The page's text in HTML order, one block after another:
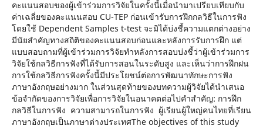
คะแนนสอบของผู้เข้าร่วมการวิจัยในครั้งนี้เมื่อนำมาเปรียบเทียบกับ
ค่าเฉลี่ยของคะแนนสอบ CU-TEP ก่อนเข้ารับการฝึกกลวิธีในการฟัง
โดยใช้ Dependent Samples t-test จะมิได้บ่งชี้ความแตกต่างอย่าง
มีนัยสำคัญทางสถิติของคะแนนสอบก่อนและหลังการรับการฝึก แต่
แบบสอบถามที่ผู้เข้าร่วมการวิจัยทำหลังการสอบบ่งชี้ว่าผู้เข้าร่วมการ
วิจัยใช้กลวิธีการฟังที่ได้รับการสอนในระดับสูง และเห็นว่าการฝึกฝน
การใช้กลวิธีการฟังครั้งนี้มีประโยชน์ต่อการพัฒนาทักษะการฟัง
ภาษาอังกฤษอย่างมาก ในส่วนสุดท้ายของบทความผู้วิจัยได้นำเสนอ
ข้อจำกัดของการวิจัยเพื่อการวิจัยในอนาคตต่อไปคำสำคัญ: การฝึก
กลวิธีในการฟัง ความสามารถในการฟัง ผู้เรียนผู้ใหญ่คนไทยที่เรียน
ภาษาอังกฤษเป็นภาษาต่างประเทศThe objectives of this study